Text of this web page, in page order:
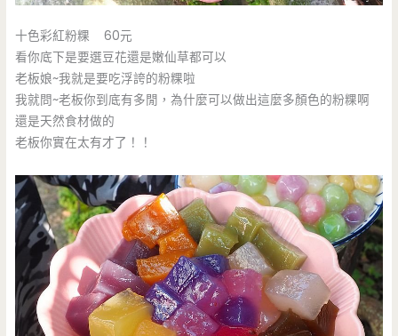
十色彩紅粉粿 60元
看你底下是要選豆花還是嫩仙草都可以
老板娘~我就是要吃浮誇的粉粿啦
我就問~老板你到底有多閒，為什麼可以做出這麼多顏色的粉粿啊
還是天然食材做的
老板你實在太有才了！！